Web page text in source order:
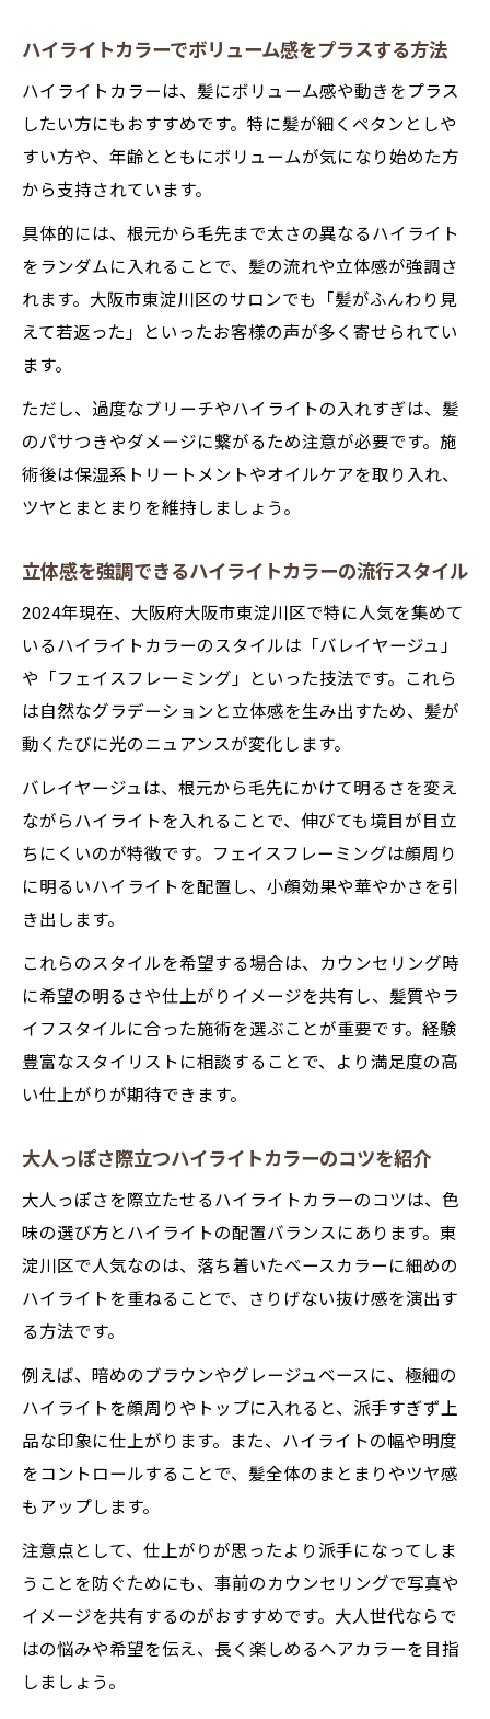
ハイライトカラーでボリューム感をプラスする方法
ハイライトカラーは、髪にボリューム感や動きをプラス
したい方にもおすすめです。特に髪が細くペタンとしや
すい方や、年齢とともにボリュームが気になり始めた方
から支持されています。
具体的には、根元から毛先まで太さの異なるハイライト
をランダムに入れることで、髪の流れや立体感が強調さ
れます。大阪市東淀川区のサロンでも「髪がふんわり見
えて若返った」といったお客様の声が多く寄せられてい
ます。
ただし、過度なブリーチやハイライトの入れすぎは、髪
のパサつきやダメージに繋がるため注意が必要です。施
術後は保湿系トリートメントやオイルケアを取り入れ、
ツヤとまとまりを維持しましょう。
立体感を強調できるハイライトカラーの流行スタイル
2024年現在、大阪府大阪市東淀川区で特に人気を集めて
いるハイライトカラーのスタイルは「バレイヤージュ」
や「フェイスフレーミング」といった技法です。これら
は自然なグラデーションと立体感を生み出すため、髪が
動くたびに光のニュアンスが変化します。
バレイヤージュは、根元から毛先にかけて明るさを変え
ながらハイライトを入れることで、伸びても境目が目立
ちにくいのが特徴です。フェイスフレーミングは顔周り
に明るいハイライトを配置し、小顔効果や華やかさを引
き出します。
これらのスタイルを希望する場合は、カウンセリング時
に希望の明るさや仕上がりイメージを共有し、髪質やラ
イフスタイルに合った施術を選ぶことが重要です。経験
豊富なスタイリストに相談することで、より満足度の高
い仕上がりが期待できます。
大人っぽさ際立つハイライトカラーのコツを紹介
大人っぽさを際立たせるハイライトカラーのコツは、色
味の選び方とハイライトの配置バランスにあります。東
淀川区で人気なのは、落ち着いたベースカラーに細めの
ハイライトを重ねることで、さりげない抜け感を演出す
る方法です。
例えば、暗めのブラウンやグレージュベースに、極細の
ハイライトを顔周りやトップに入れると、派手すぎず上
品な印象に仕上がります。また、ハイライトの幅や明度
をコントロールすることで、髪全体のまとまりやツヤ感
もアップします。
注意点として、仕上がりが思ったより派手になってしま
うことを防ぐためにも、事前のカウンセリングで写真や
イメージを共有するのがおすすめです。大人世代ならで
はの悩みや希望を伝え、長く楽しめるヘアカラーを目指
しましょう。